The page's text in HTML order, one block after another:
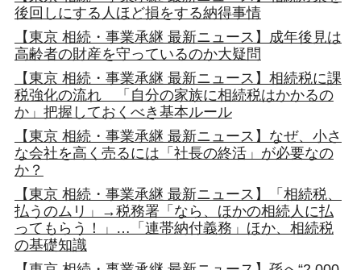
後回しにする人ほど損をする納得事情
【東京 相続・事業承継 最新ニュース】成年後見は
高齢者の財産を守っているのか大疑問
【東京 相続・事業承継 最新ニュース】相続税に課
税強化の流れ 「自分の家族に相続税はかかるの
か」把握しておくべき基本ルール
【東京 相続・事業承継 最新ニュース】なぜ、小さ
な会社を高く売るには「社長の終活」が必要なの
か？
【東京 相続・事業承継 最新ニュース】「相続税、
払うのムリ」→税務署「なら、ほかの相続人に払
ってもらう！」…「連帯納付義務」ほか、相続税
の基礎知識